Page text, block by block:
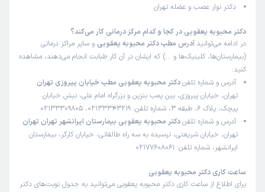
یگانه
نوبت مطب از دکترتو
این پزشک را پیشنهاد میکنم
خوب و صبور بودن
علت مراجعه: درمان سردردها و میگرن
زینب
این پزشک را پیشنهاد میکنم
دکتر نوار عصب و عضله تهران
دکتر محبوبه یعقوبی در کجا و کدام مرکز درمانی کار می‌کند؟
در ادامه می‌توانید آدرس مطب دکتر محبوبه یعقوبی و سایر مراکز درمانی
(بیمارستان‌ها، کلینیک‌ها و …) که ایشان در آن کار طبابت انجام می‌دهند، مشاهده
کنید:
آدرس و شماره تلفندکتر محبوبه یعقوبی مطب خیابان پیروزی تهران
تهران، خیابان پیروزی، بین پمب بنزین و بزرگراه امام علی، نبش خیابان
پیچک، پلاک 6، طبقه 3، شماره تلفن: 02133343219، 02133309805
آدرس و شماره تلفندکتر محبوبه یعقوبی بیمارستان ایرانشهر تهران تهران
تهران، خیابان شریعتی، نرسیده به سه راه طالقانی، خیابان کارگر، بیمارستان
ایرانشهر، شماره تلفن: 02177608061
ساعت کاری دکتر محبوبه یعقوبی
برای اطلاع از ساعت کاری دکتر محبوبه یعقوبی می‌توانید به جدول نوبت‌های دکتر